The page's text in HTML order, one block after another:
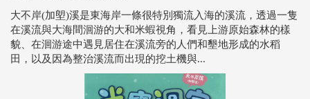
大不岸(加塱)溪是東海岸一條很特別獨流入海的溪流，透過一隻
在溪流與大海間洄游的大和米蝦視角，看見上游原始森林的樣
貌、在洄游途中遇見居住在溪流旁的人們和墾地形成的水稻
田，以及因為整治溪流而出現的挖土機與...